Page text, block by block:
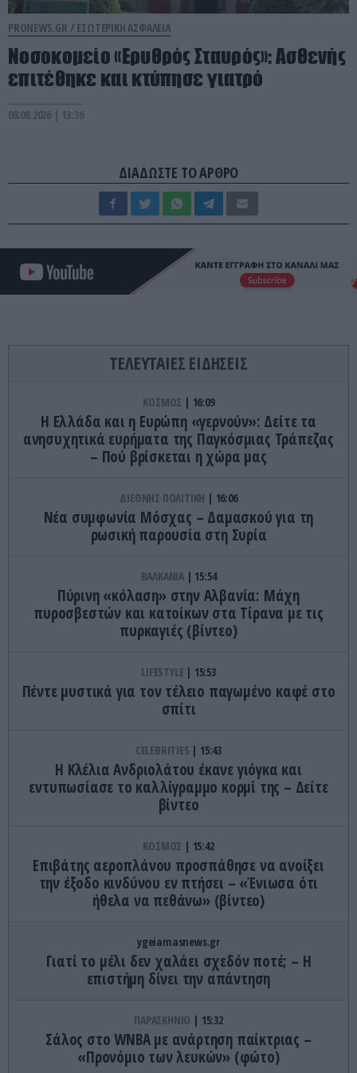
PRONEWS.GR / ΕΣΩΤΕΡΙΚΗ ΑΣΦΑΛΕΙΑ
Νοσοκομείο «Ερυθρός Σταυρός»: Ασθενής
επιτέθηκε και κτύπησε γιατρό
08.08.2026 | 13:36
ΔΙΑΔΩΣΤΕ ΤΟ ΑΡΘΡΟ
ΤΕΛΕΥΤΑΙΕΣ ΕΙΔΗΣΕΙΣ
ΚΟΣΜΟΣ 16:09
Η Ελλάδα και η Ευρώπη «γερνούν»: Δείτε τα
ανησυχητικά ευρήματα της Παγκόσμιας Τράπεζας
– Πού βρίσκεται η χώρα μας
ΔΙΕΘΝΗΣ ΠΟΛΙΤΙΚΗ 16:06
Νέα συμφωνία Μόσχας – Δαμασκού για τη
ρωσική παρουσία στη Συρία
ΒΑΛΚΑΝΙΑ 15:54
Πύρινη «κόλαση» στην Αλβανία: Μάχη
πυροσβεστών και κατοίκων στα Τίρανα με τις
πυρκαγιές (βίντεο)
LIFESTYLE 15:53
Πέντε μυστικά για τον τέλειο παγωμένο καφέ στο
σπίτι
CELEBRITIES 15:43
Η Κλέλια Ανδριολάτου έκανε γιόγκα και
εντυπωσίασε το καλλίγραμμο κορμί της – Δείτε
βίντεο
ΚΟΣΜΟΣ 15:42
Επιβάτης αεροπλάνου προσπάθησε να ανοίξει
την έξοδο κινδύνου εν πτήσει – «Ένιωσα ότι
ήθελα να πεθάνω» (βίντεο)
ygeiamasnews.gr
Γιατί το μέλι δεν χαλάει σχεδόν ποτέ; – Η
επιστήμη δίνει την απάντηση
ΠΑΡΑΣΚΗΝΙΟ 15:32
Σάλος στο WNBA με ανάρτηση παίκτριας –
«Προνόμιο των λευκών» (φώτο)